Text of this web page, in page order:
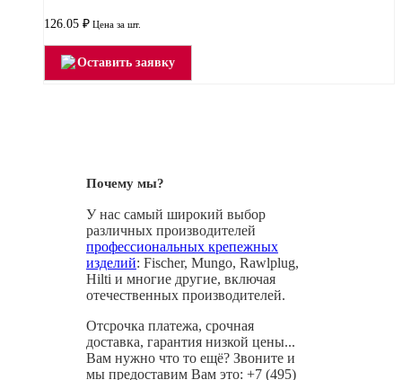
126.05 ₽ Цена за шт.
Оставить заявку
Почему мы?
У нас самый широкий выбор
различных производителей
профессиональных крепежных
изделий: Fischer, Mungo, Rawlplug,
Hilti и многие другие, включая
отечественных производителей.
Отсрочка платежа, срочная
доставка, гарантия низкой цены...
Вам нужно что то ещё? Звоните и
мы предоставим Вам это: +7 (495)